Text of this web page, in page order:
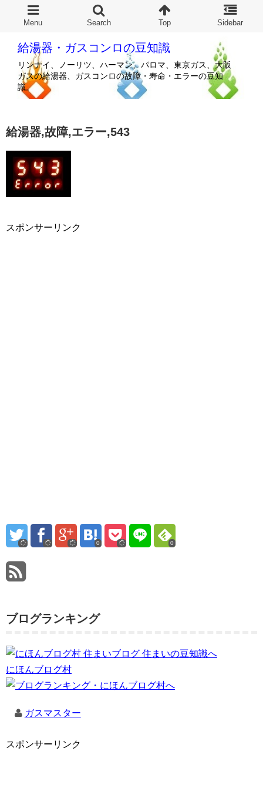
給湯器・ガスコンロの豆知識
リンナイ、ノーリツ、ハーマン、パロマ、東京ガス、大阪
ガスの給湯器、ガスコンロの故障・寿命・エラーの豆知
識。
給湯器,故障,エラー,543
スポンサーリンク
0 0
ブログランキング
にほんブログ村
ガスマスター
スポンサーリンク